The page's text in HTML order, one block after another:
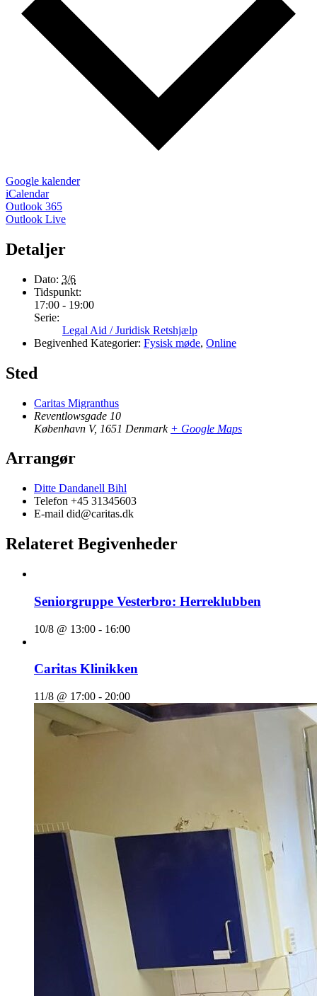
Google kalender
iCalendar
Outlook 365
Outlook Live
Detaljer
Dato: 3/6
Tidspunkt:
17:00 - 19:00
Serie:
Legal Aid / Juridisk Retshjælp
Begivenhed Kategorier: Fysisk møde, Online
Sted
Caritas Migranthus
Reventlowsgade 10
København V, 1651 Denmark + Google Maps
Arrangør
Ditte Dandanell Bihl
Telefon +45 31345603
E-mail did@caritas.dk
Relateret Begivenheder
Seniorgruppe Vesterbro: Herreklubben
10/8 @ 13:00 - 16:00
Caritas Klinikken
11/8 @ 17:00 - 20:00